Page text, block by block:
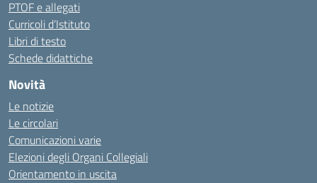
PTOF e allegati
Curricoli d’Istituto
Libri di testo
Schede didattiche
Novità
Le notizie
Le circolari
Comunicazioni varie
Elezioni degli Organi Collegiali
Orientamento in uscita